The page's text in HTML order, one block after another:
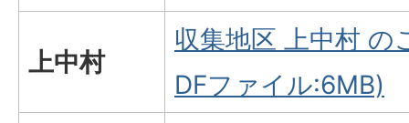
上中村
収集地区 上中村 の
DFファイル:6MB)